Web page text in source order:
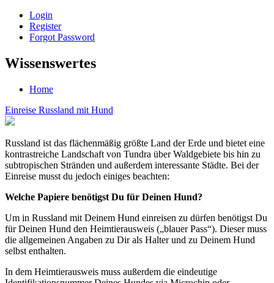
Login
Register
Forgot Password
Wissenswertes
Home
Einreise Russland mit Hund
Russland ist das flächenmäßig größte Land der Erde und bietet eine
kontrastreiche Landschaft von Tundra über Waldgebiete bis hin zu
subtropischen Stränden und außerdem interessante Städte. Bei der
Einreise musst du jedoch einiges beachten:
Welche Papiere benötigst Du für Deinen Hund?
Um in Russland mit Deinem Hund einreisen zu dürfen benötigst Du
für Deinen Hund den Heimtierausweis („blauer Pass“). Dieser muss
die allgemeinen Angaben zu Dir als Halter und zu Deinem Hund
selbst enthalten.
In dem Heimtierausweis muss außerdem die eindeutige